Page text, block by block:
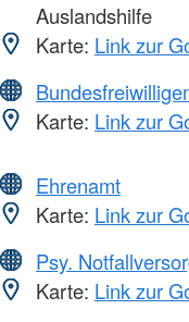
Auslandshilfe
Karte: Link zur
Karte: Link zur
Ehrenamt
Karte: Link zur
Psy.
Karte: Link zur